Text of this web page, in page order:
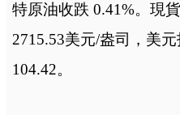
特原油收跌 0.41%。現
2715.53美元/盎司，美
104.42。